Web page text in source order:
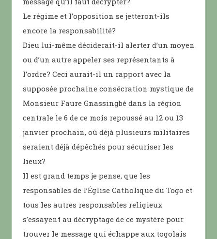
Le régime et l’opposition se jetteront-ils
encore la responsabilité?
Dieu lui-même déciderait-il alerter d’un moyen
ou d’un autre appeler ses représentants à
l’ordre? Ceci aurait-il un rapport avec la
supposée prochaine consécration mystique de
Monsieur Faure Gnassingbé dans la région
centrale le 6 de ce mois repoussé au 12 ou 13
janvier prochain, où déjà plusieurs militaires
seraient déjà dépêchés pour sécuriser les
lieux?
Il est grand temps je pense, que les
responsables de l’Église Catholique du Togo et
tous les autres responsables religieux
s’essayent au décryptage de ce mystère pour
trouver le message qui échappe aux togolais